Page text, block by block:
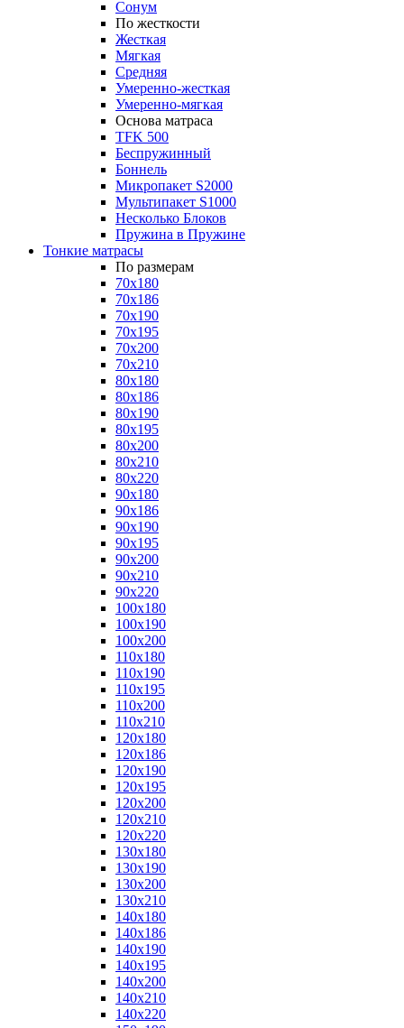
Сонум
По жесткости
Жесткая
Мягкая
Средняя
Умеренно-жесткая
Умеренно-мягкая
Основа матраса
TFK 500
Беспружинный
Боннель
Микропакет S2000
Мультипакет S1000
Несколько Блоков
Пружина в Пружине
Тонкие матрасы
По размерам
70x180
70x186
70x190
70x195
70x200
70x210
80x180
80x186
80x190
80x195
80x200
80x210
80x220
90x180
90x186
90x190
90x195
90x200
90x210
90x220
100x180
100x190
100x200
110x180
110x190
110x195
110x200
110x210
120x180
120x186
120x190
120x195
120x200
120x210
120x220
130x180
130x190
130x200
130x210
140x180
140x186
140x190
140x195
140x200
140x210
140x220